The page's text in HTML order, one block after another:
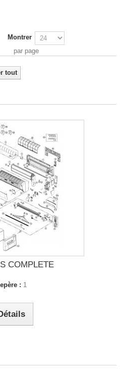
Montrer
par page
tout
COMPLETE
: 1